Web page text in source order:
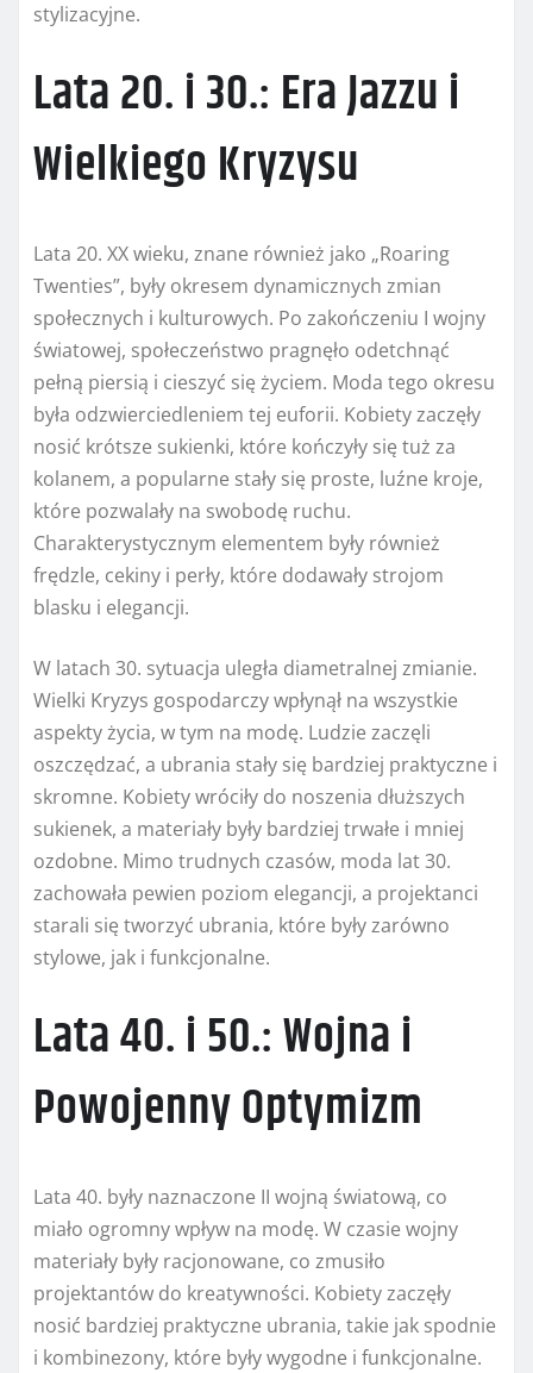
stylizacyjne.
Lata 20. i 30.: Era Jazzu i
Wielkiego Kryzysu
Lata 20. XX wieku, znane również jako „Roaring
Twenties”, były okresem dynamicznych zmian
społecznych i kulturowych. Po zakończeniu I wojny
światowej, społeczeństwo pragnęło odetchnąć
pełną piersią i cieszyć się życiem. Moda tego okresu
była odzwierciedleniem tej euforii. Kobiety zaczęły
nosić krótsze sukienki, które kończyły się tuż za
kolanem, a popularne stały się proste, luźne kroje,
które pozwalały na swobodę ruchu.
Charakterystycznym elementem były również
frędzle, cekiny i perły, które dodawały strojom
blasku i elegancji.
W latach 30. sytuacja uległa diametralnej zmianie.
Wielki Kryzys gospodarczy wpłynął na wszystkie
aspekty życia, w tym na modę. Ludzie zaczęli
oszczędzać, a ubrania stały się bardziej praktyczne i
skromne. Kobiety wróciły do noszenia dłuższych
sukienek, a materiały były bardziej trwałe i mniej
ozdobne. Mimo trudnych czasów, moda lat 30.
zachowała pewien poziom elegancji, a projektanci
starali się tworzyć ubrania, które były zarówno
stylowe, jak i funkcjonalne.
Lata 40. i 50.: Wojna i
Powojenny Optymizm
Lata 40. były naznaczone II wojną światową, co
miało ogromny wpływ na modę. W czasie wojny
materiały były racjonowane, co zmusiło
projektantów do kreatywności. Kobiety zaczęły
nosić bardziej praktyczne ubrania, takie jak spodnie
i kombinezony, które były wygodne i funkcjonalne.